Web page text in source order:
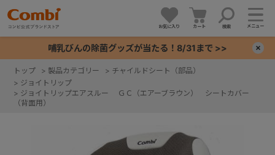
お気に入り カート 検索 メニュー
哺乳びんの除菌グッズが当たる！8/31まで >>
トップ > 製品カテゴリー > チャイルドシート（部品）
> ジョイトリップ
> ジョイトリップエアスルー ＧＣ（エアーブラウン） シートカバー
（背面用）